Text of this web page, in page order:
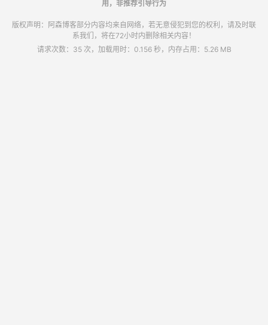
用，非推荐引导行为
版权声明：阿森博客部分内容均来自网络，若无意侵犯到您的权利，请及时联
系我们，将在72小时内删除相关内容！
请求次数：35 次，加载用时：0.156 秒，内存占用：5.26 MB